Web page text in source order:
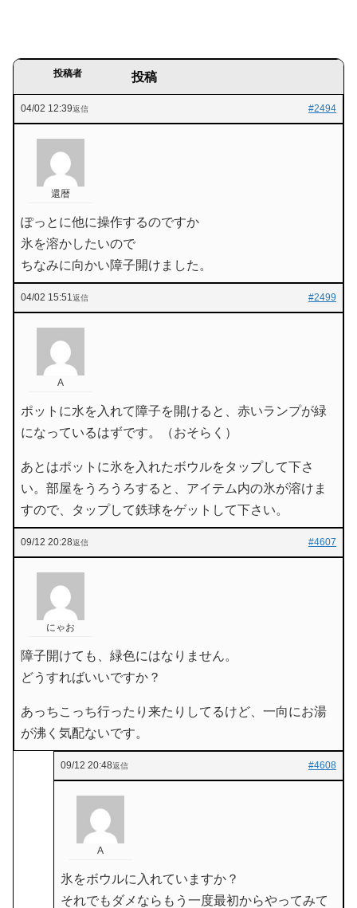
投稿者 投稿
04/02 12:39 #2494
返信
還暦
ぽっとに他に操作するのですか
氷を溶かしたいので
ちなみに向かい障子開けました。
04/02 15:51 #2499
返信
A
ポットに水を入れて障子を開けると、赤いランプが緑
になっているはずです。（おそらく）
あとはポットに氷を入れたボウルをタップして下さ
い。部屋をうろうろすると、アイテム内の氷が溶けま
すので、タップして鉄球をゲットして下さい。
09/12 20:28 #4607
返信
にゃお
障子開けても、緑色にはなりません。
どうすればいいですか？
あっちこっち行ったり来たりしてるけど、一向にお湯
が沸く気配ないです。
09/12 20:48 #4608
返信
A
氷をボウルに入れていますか？
それでもダメならもう一度最初からやってみて